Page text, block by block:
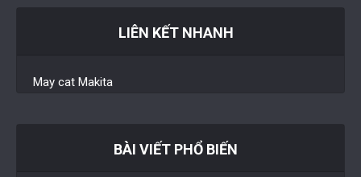
LIÊN KẾT NHANH
May cat Makita
BÀI VIẾT PHỔ BIẾN